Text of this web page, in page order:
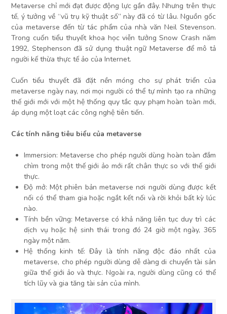
Metaverse chỉ mới đạt được động lực gần đây. Nhưng trên thực
tế, ý tưởng về “vũ trụ kỹ thuật số” này đã có từ lâu. Nguồn gốc
của metaverse đến từ tác phẩm của nhà văn Neil Stevenson.
Trong cuốn tiểu thuyết khoa học viễn tưởng Snow Crash năm
1992, Stephenson đã sử dụng thuật ngữ Metaverse để mô tả
người kế thừa thực tế ảo của Internet.
Cuốn tiểu thuyết đã đặt nền móng cho sự phát triển của
metaverse ngày nay, nơi mọi người có thể tự mình tạo ra những
thế giới mới với một hệ thống quy tắc quy phạm hoàn toàn mới,
áp dụng một loạt các công nghệ tiên tiến.
Các tính năng tiêu biểu của metaverse
Immersion: Metaverse cho phép người dùng hoàn toàn đắm
chìm trong một thế giới ảo mới rất chân thực so với thế giới
thực.
Độ mở: Một phiên bản metaverse nơi người dùng được kết
nối có thể tham gia hoặc ngắt kết nối và rời khỏi bất kỳ lúc
nào.
Tính bền vững: Metaverse có khả năng liên tục duy trì các
dịch vụ hoặc hệ sinh thái trong đó 24 giờ một ngày, 365
ngày một năm.
Hệ thống kinh tế: Đây là tính năng độc đáo nhất của
metaverse, cho phép người dùng dễ dàng di chuyển tài sản
giữa thế giới ảo và thực. Ngoài ra, người dùng cũng có thể
tích lũy và gia tăng tài sản của mình.